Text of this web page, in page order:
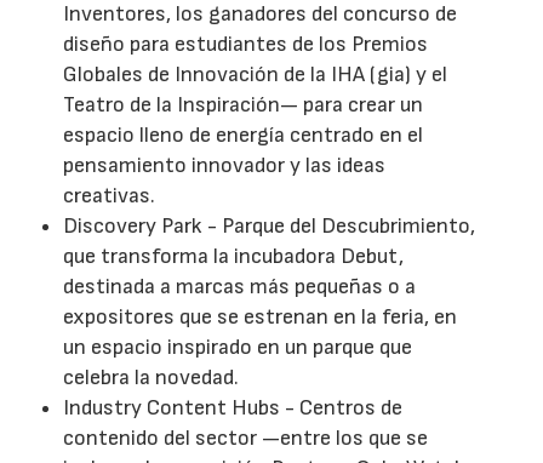
Inventores, los ganadores del concurso de
diseño para estudiantes de los Premios
Globales de Innovación de la IHA (gia) y el
Teatro de la Inspiración— para crear un
espacio lleno de energía centrado en el
pensamiento innovador y las ideas
creativas.
Discovery Park - Parque del Descubrimiento,
que transforma la incubadora Debut,
destinada a marcas más pequeñas o a
expositores que se estrenan en la feria, en
un espacio inspirado en un parque que
celebra la novedad.
Industry Content Hubs - Centros de
contenido del sector —entre los que se